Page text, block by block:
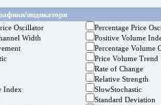
индикатори
Oscillator
Width
Index
Percentage Price
Positive Volume
Percentage Volume
Price Volume Trend
Rate of Change
Relative Strength
SlowStochastic
Standard Deviation